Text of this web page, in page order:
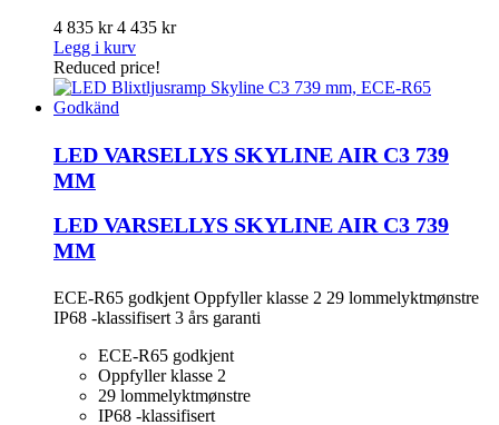
4 835 kr4 435 kr
Legg i kurv
Reduced price!
LED VARSELLYS SKYLINE AIR C3 739
MM
LED VARSELLYS SKYLINE AIR C3 739
MM
ECE-R65 godkjent Oppfyller klasse 2 29 lommelyktmønstre
IP68 -klassifisert 3 års garanti
ECE-R65 godkjent
Oppfyller klasse 2
29 lommelyktmønstre
IP68 -klassifisert